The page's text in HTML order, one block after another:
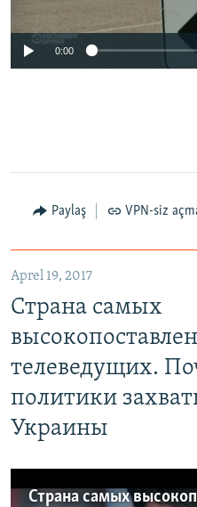
0:00
Paylaş VPN-siz
Aprel 19, 2017
Страна самых
телеведущих.
политики
Украины